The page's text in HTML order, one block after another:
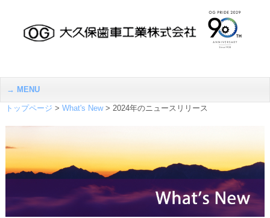
MENU
トップページ > What's New> 2024年のニュースリリース